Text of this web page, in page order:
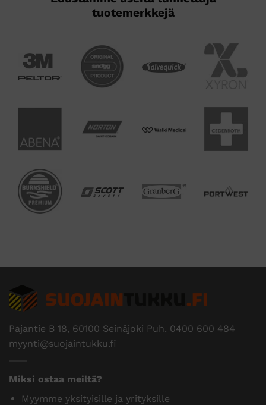
tuotemerkkejä
Pajantie B 18, 60100 Seinäjoki Puh. 0400 600 484
myynti@suojaintukku.fi
Miksi ostaa meiltä?
Myymme yksityisille ja yrityksille